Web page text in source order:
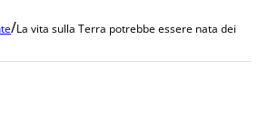
/La vita sulla Terra potrebbe essere nata dei